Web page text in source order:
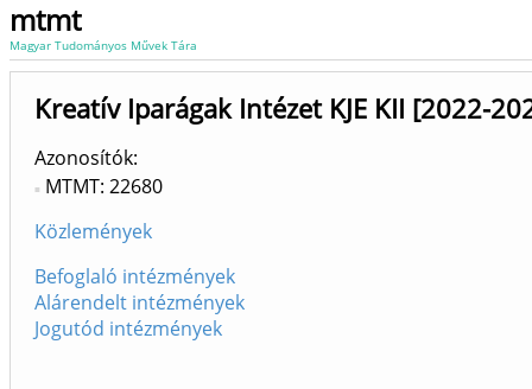
mtmt
Magyar Tudományos Művek Tára
Kreatív Iparágak Intézet KJE KII [2022-
Azonosítók
MTMT: 22680
Közlemények
Befoglaló intézmények
Alárendelt intézmények
Jogutód intézmények